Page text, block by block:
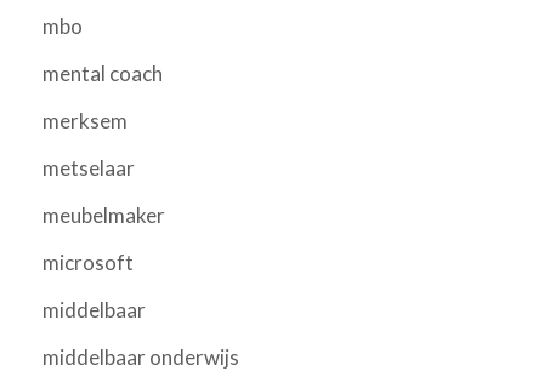
mbo
mental coach
merksem
metselaar
meubelmaker
microsoft
middelbaar
middelbaar onderwijs